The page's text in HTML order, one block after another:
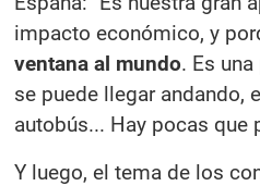
impacto económico, y
ventana al mundo. Es
se puede llegar andando,
autobús... Hay pocas que
Y luego, el tema de los